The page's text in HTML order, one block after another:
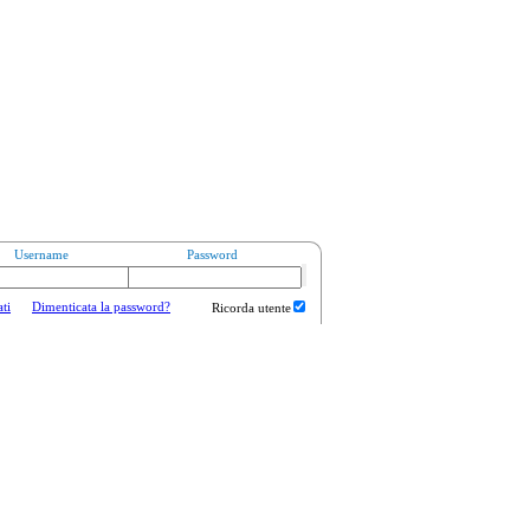
Username Password
Dimenticata la password? Ricorda utente